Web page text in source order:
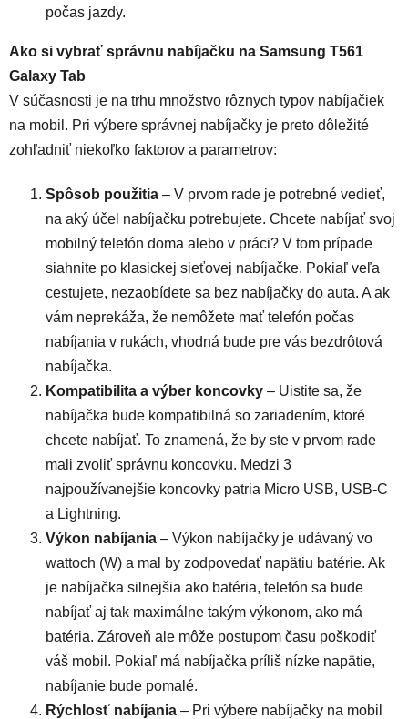
počas jazdy.
Ako si vybrať správnu nabíjačku na Samsung T561
Galaxy Tab
V súčasnosti je na trhu množstvo rôznych typov nabíjačiek
na mobil. Pri výbere správnej nabíjačky je preto dôležité
zohľadniť niekoľko faktorov a parametrov:
Spôsob použitia – V prvom rade je potrebné vedieť,
na aký účel nabíjačku potrebujete. Chcete nabíjať svoj
mobilný telefón doma alebo v práci? V tom prípade
siahnite po klasickej sieťovej nabíjačke. Pokiaľ veľa
cestujete, nezaobídete sa bez nabíjačky do auta. A ak
vám neprekáža, že nemôžete mať telefón počas
nabíjania v rukách, vhodná bude pre vás bezdrôtová
nabíjačka.
Kompatibilita a výber koncovky – Uistite sa, že
nabíjačka bude kompatibilná so zariadením, ktoré
chcete nabíjať. To znamená, že by ste v prvom rade
mali zvoliť správnu koncovku. Medzi 3
najpoužívanejšie koncovky patria Micro USB, USB-C
a Lightning.
Výkon nabíjania – Výkon nabíjačky je udávaný vo
wattoch (W) a mal by zodpovedať napätiu batérie. Ak
je nabíjačka silnejšia ako batéria, telefón sa bude
nabíjať aj tak maximálne takým výkonom, ako má
batéria. Zároveň ale môže postupom času poškodiť
váš mobil. Pokiaľ má nabíjačka príliš nízke napätie,
nabíjanie bude pomalé.
Rýchlosť nabíjania – Pri výbere nabíjačky na mobil